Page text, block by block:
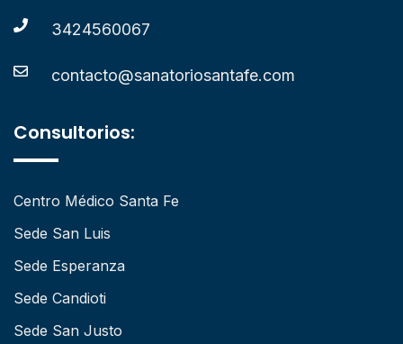
3424560067
contacto@sanatoriosantafe.com
Consultorios:
Centro Médico Santa Fe
Sede San Luis
Sede Esperanza
Sede Candioti
Sede San Justo